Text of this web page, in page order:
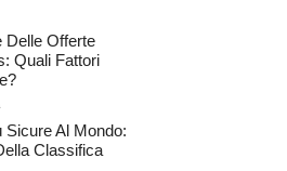
Delle Offerte
Quali Fattori
Sicure Al Mondo:
Classifica